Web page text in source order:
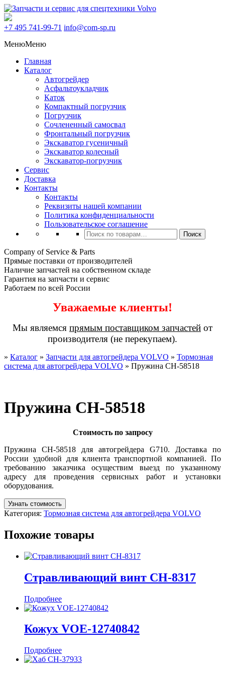
+7 495 741-99-71 info@com-sp.ru
МенюМеню
Главная
Каталог
Автогрейдер
Асфальтоукладчик
Каток
Компактный погрузчик
Погрузчик
Сочлененный самосвал
Фронтальный погрузчик
Экскаватор гусеничный
Экскаватор колесный
Экскаватор-погрузчик
Сервис
Доставка
Контакты
Контакты
Реквизиты нашей компании
Политика конфиденциальности
Пользовательское соглашение
Искать:
Поиск
Company of Service & Parts
Прямые поставки от производителей
Наличие запчастей на собственном складе
Гарантия на запчасти и сервис
Работаем по всей России
Уважаемые клиенты!
Мы являемся прямым поставщиком запчастей от
производителя (не перекупаем).
» Каталог » Запчасти для автогрейдера VOLVO » Тормозная
система для автогрейдера VOLVO » Пружина CH-58518
Пружина CH-58518
Стоимость по запросу
Пружина CH-58518 для автогрейдера G710. Доставка по
России удобной для клиента транспортной компанией. По
требованию заказчика осуществим выезд по указанному
адресу для проведения сервисных работ и установки
оборудования.
Узнать стоимость
Категория: Тормозная система для автогрейдера VOLVO
Похожие товары
Стравливающий винт CH-8317
Подробнее
Кожух VOE-12740842
Подробнее